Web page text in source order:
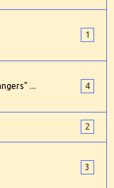
1
... 4
2
3